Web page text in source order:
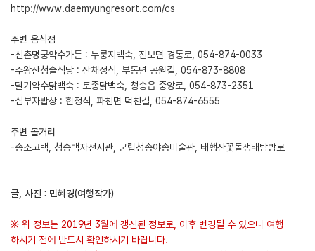
http://www.daemyungresort.com/cs
주변 음식점
-신촌명궁약수가든 : 누룽지백숙, 진보면 경동로, 054-874-0033
-주왕산청솔식당 : 산채정식, 부동면 공원길, 054-873-8808
-달기약수닭백숙 : 토종닭백숙, 청송읍 중앙로, 054-873-2351
-심부자밥상 : 한정식, 파천면 덕천길, 054-874-6555
주변 볼거리
-송소고택, 청송백자전시관, 군립청송야송미술관, 태행산꽃돌생태탐방로
글, 사진 : 민혜경(여행작가)
※ 위 정보는 2019년 3월에 갱신된 정보로, 이후 변경될 수 있으니 여행
하시기 전에 반드시 확인하시기 바랍니다.